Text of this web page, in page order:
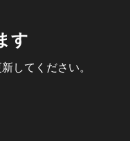
す
してください。